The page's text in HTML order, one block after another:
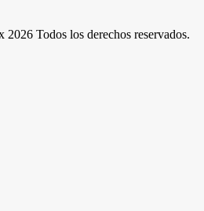
Todos los derechos reservados.